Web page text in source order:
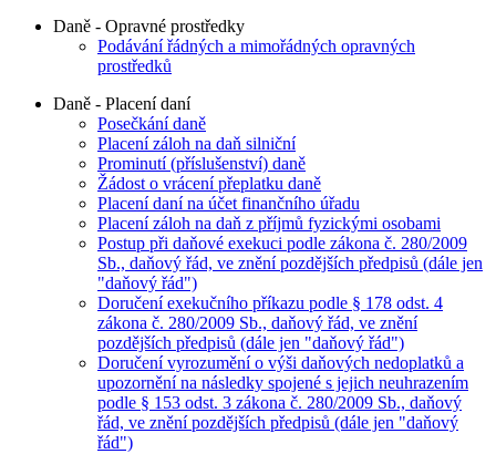
Daně - Opravné prostředky
Podávání řádných a mimořádných opravných
prostředků
Daně - Placení daní
Posečkání daně
Placení záloh na daň silniční
Prominutí (příslušenství) daně
Žádost o vrácení přeplatku daně
Placení daní na účet finančního úřadu
Placení záloh na daň z příjmů fyzickými osobami
Postup při daňové exekuci podle zákona č. 280/2009
Sb., daňový řád, ve znění pozdějších předpisů (dále jen
"daňový řád")
Doručení exekučního příkazu podle § 178 odst. 4
zákona č. 280/2009 Sb., daňový řád, ve znění
pozdějších předpisů (dále jen "daňový řád")
Doručení vyrozumění o výši daňových nedoplatků a
upozornění na následky spojené s jejich neuhrazením
podle § 153 odst. 3 zákona č. 280/2009 Sb., daňový
řád, ve znění pozdějších předpisů (dále jen "daňový
řád")